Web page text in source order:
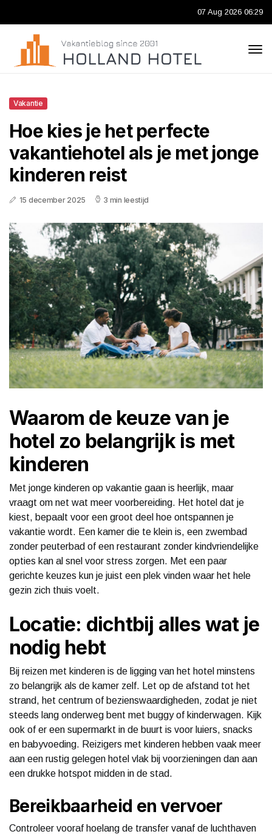
07 Aug 2026 06:29
Vakantie
Hoe kies je het perfecte
vakantiehotel als je met jonge
kinderen reist
15 december 2025 3 min leestijd
Waarom de keuze van je
hotel zo belangrijk is met
kinderen
Met jonge kinderen op vakantie gaan is heerlijk, maar
vraagt om net wat meer voorbereiding. Het hotel dat je
kiest, bepaalt voor een groot deel hoe ontspannen je
vakantie wordt. Een kamer die te klein is, een zwembad
zonder peuterbad of een restaurant zonder kindvriendelijke
opties kan al snel voor stress zorgen. Met een paar
gerichte keuzes kun je juist een plek vinden waar het hele
gezin zich thuis voelt.
Locatie: dichtbij alles wat je
nodig hebt
Bij reizen met kinderen is de ligging van het hotel minstens
zo belangrijk als de kamer zelf. Let op de afstand tot het
strand, het centrum of bezienswaardigheden, zodat je niet
steeds lang onderweg bent met buggy of kinderwagen. Kijk
ook of er een supermarkt in de buurt is voor luiers, snacks
en babyvoeding. Reizigers met kinderen hebben vaak meer
aan een rustig gelegen hotel vlak bij voorzieningen dan aan
een drukke hotspot midden in de stad.
Bereikbaarheid en vervoer
Controleer vooraf hoelang de transfer vanaf de luchthaven